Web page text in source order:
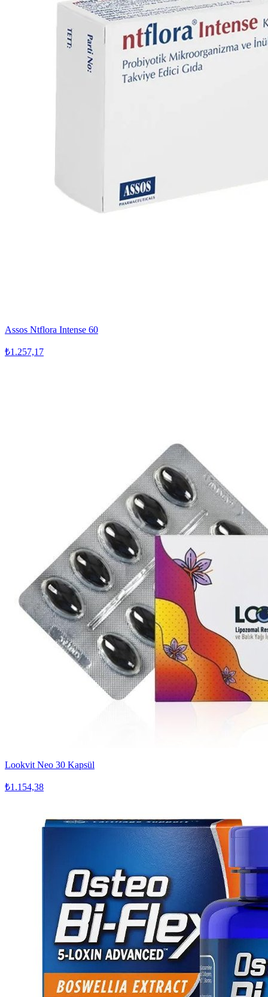
Assos Ntflora Intense 60
₺1.257,17
Lookvit Neo 30 Kapsül
₺1.154,38